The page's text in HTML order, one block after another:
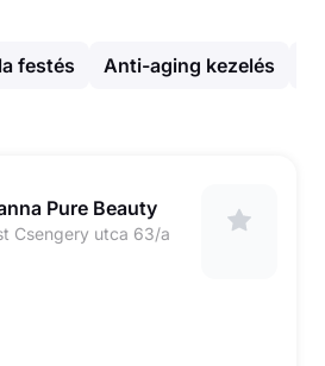
festés Anti-aging kezelés
Pure Beauty
Csengery utca 63/a